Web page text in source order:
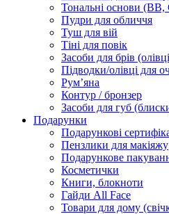
Тональні основи
Пудри для обличчя
Туш для вій
Тіні для повік
Засоби для брів
Підводки/олівці для
Румʼяна
Контур / бронзер
Засоби для губ
Подарунки
Подарункові
Пензлики для макіяжу
Подарункове
Косметички
Книги, блокноти
Гайди All Face
Товари для дому